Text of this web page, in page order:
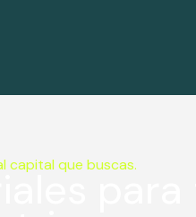
capital que buscas.
para